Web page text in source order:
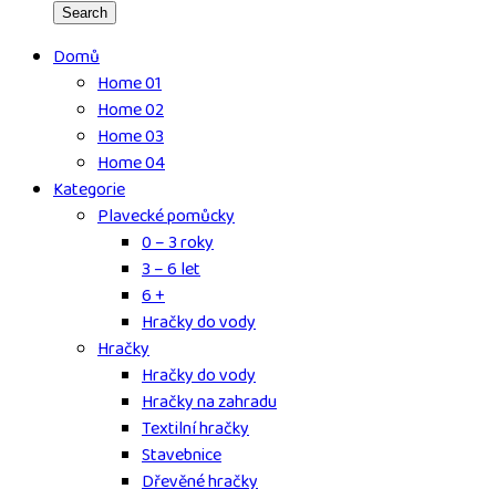
Search
Domů
Home 01
Home 02
Home 03
Home 04
Kategorie
Plavecké pomůcky
0 – 3 roky
3 – 6 let
6 +
Hračky do vody
Hračky
Hračky do vody
Hračky na zahradu
Textilní hračky
Stavebnice
Dřevěné hračky